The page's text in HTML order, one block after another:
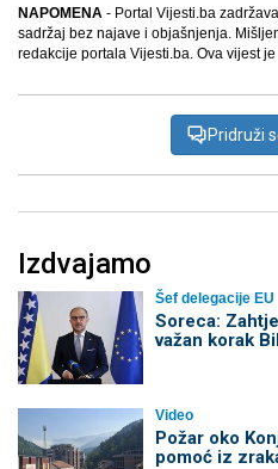
NAPOMENA - Portal Vijesti.ba
sadržaj bez najave i objašnjenja.
redakcije portala Vijesti.ba. Ova vijest
Pridruži
Izdvajamo
Šef delegacije EU
Soreca:
važan korak
Video
Požar oko
pomoć iz